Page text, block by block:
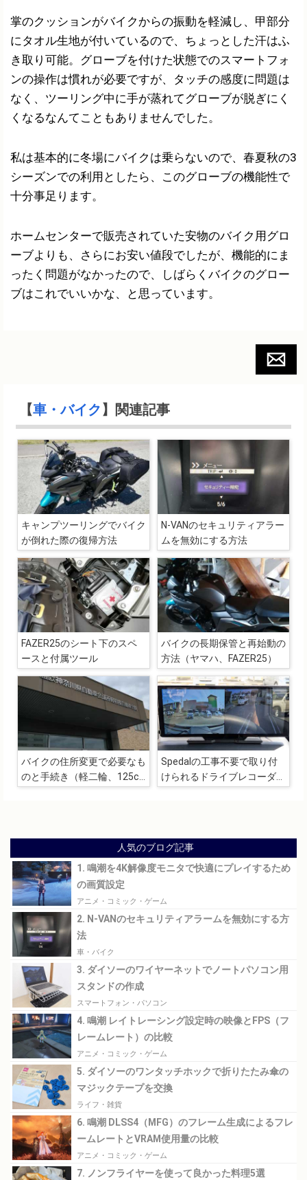
掌のクッションがバイクからの振動を軽減し、甲部分
にタオル生地が付いているので、ちょっとした汗はふ
き取り可能。グローブを付けた状態でのスマートフォ
ンの操作は慣れが必要ですが、タッチの感度に問題は
なく、ツーリング中に手が蒸れてグローブが脱ぎにく
くなるなんてこともありませんでした。
私は基本的に冬場にバイクは乗らないので、春夏秋の3
シーズンでの利用としたら、このグローブの機能性で
十分事足ります。
ホームセンターで販売されていた安物のバイク用グロ
ーブよりも、さらにお安い値段でしたが、機能的にま
ったく問題がなかったので、しばらくバイクのグロー
ブはこれでいいかな、と思っています。
【車・バイク 】関連記事
キャンプツーリングでバイク
が倒れた際の復帰方法
N-VANのセキュリティアラー
ムを無効にする方法
FAZER25のシート下のスペ
ースと付属ツール
バイクの長期保管と再始動の
方法（ヤマハ、FAZER25）
バイクの住所変更で必要なも
のと手続き（軽二輪、125cc
Spedalの工事不要で取り付
けられるドライブレコーダー
人気のブログ記事
1. 鳴潮を4K解像度モニタで快適にプレイするため
の画質設定
アニメ・コミック・ゲーム
2. N-VANのセキュリティアラームを無効にする方
法
車・バイク
3. ダイソーのワイヤーネットでノートパソコン用
スタンドの作成
スマートフォン・パソコン
4. 鳴潮 レイトレーシング設定時の映像とFPS（フ
レームレート）の比較
アニメ・コミック・ゲーム
5. ダイソーのワンタッチホックで折りたたみ傘の
マジックテープを交換
ライフ・雑貨
6. 鳴潮 DLSS4（MFG）のフレーム生成によるフレ
ームレートとVRAM使用量の比較
アニメ・コミック・ゲーム
7. ノンフライヤーを使って良かった料理5選